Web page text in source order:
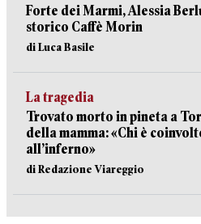
Forte dei Marmi, Alessia
storico Caffè Morin
di Luca Basile
La tragedia
Trovato morto in pineta a
della mamma: «Chi è
all’inferno»
di Redazione Viareggio